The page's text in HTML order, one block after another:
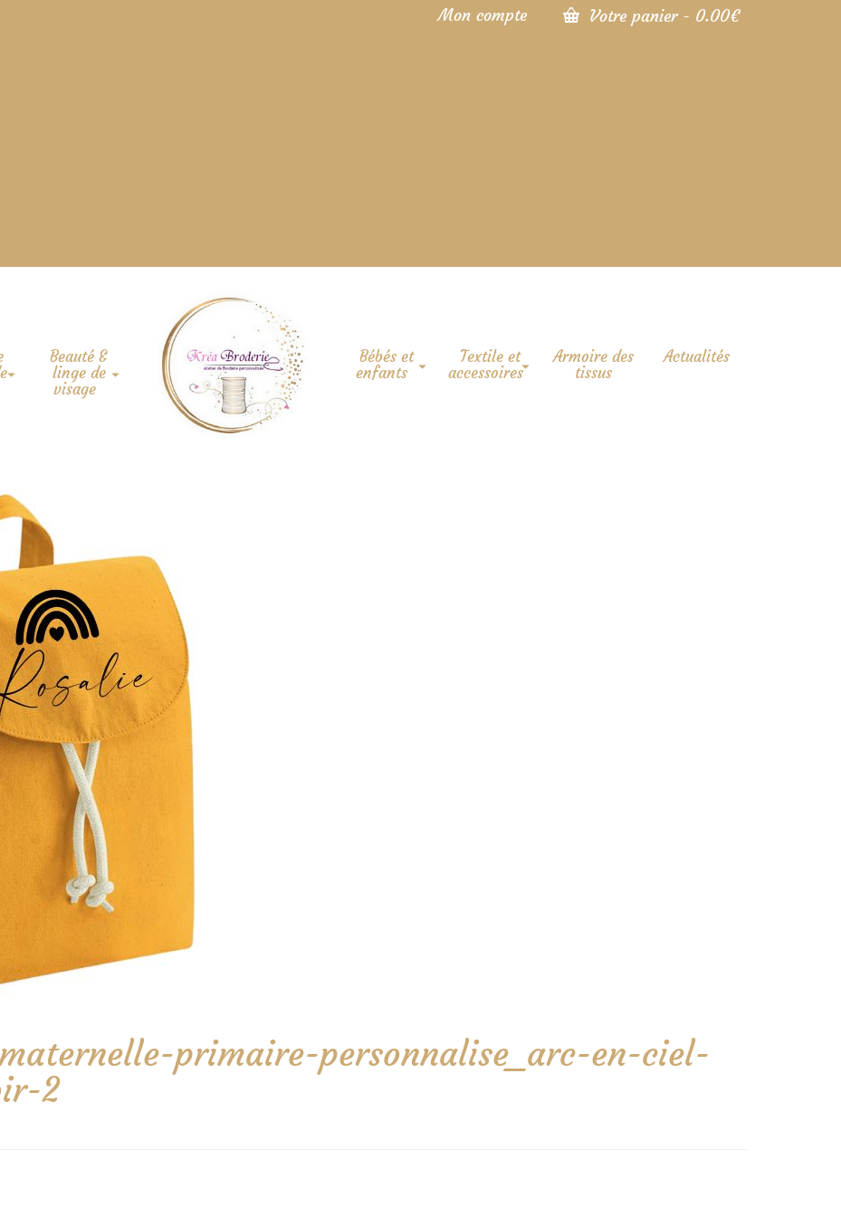
Mon compte Votre panier - 0.00€
Beauté &
linge de
visage
Bébés et
enfants
Textile et
accessoires
Armoire des
tissus
Actualités
primaire-personnalise_arc-en-ciel-
2